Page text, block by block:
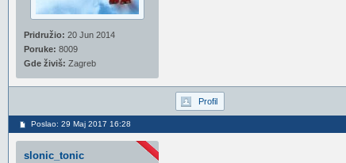
Pridružio: 20 Jun 2014
Poruke: 8009
Gde živiš: Zagreb
Profil
Poslao: 29 Maj 2017 16:28
slonic_tonic